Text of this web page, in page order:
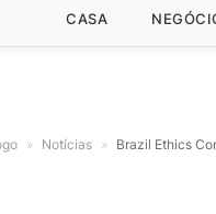
CASA
» Notícias » Brazil Ethics